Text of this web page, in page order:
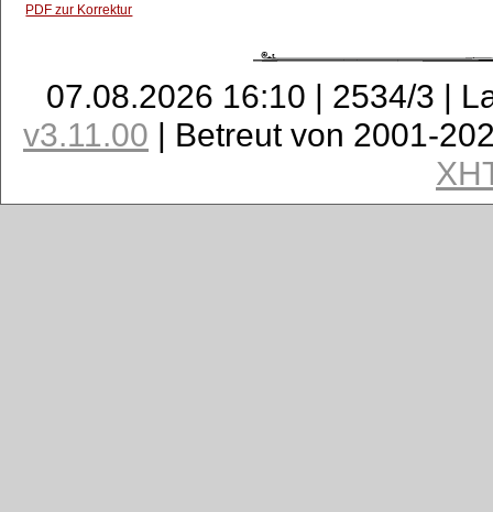
PDF zur Korrektur
07.08.2026 16:10 | 2534/3 |
v3.11.00 | Betreut von 2001-